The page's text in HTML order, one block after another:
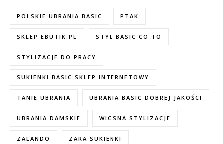
POLSKIE UBRANIA BASIC PTAK
SKLEP EBUTIK.PL STYL BASIC CO TO
STYLIZACJE DO PRACY
SUKIENKI BASIC SKLEP INTERNETOWY
TANIE UBRANIA UBRANIA BASIC DOBREJ JAKOŚCI
UBRANIA DAMSKIE WIOSNA STYLIZACJE
ZALANDO ZARA SUKIENKI